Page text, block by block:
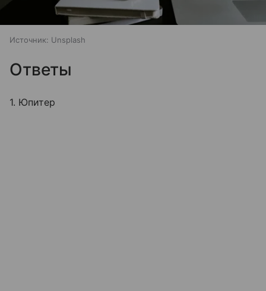
Источник: Unsplash
Ответы
1. Юпитер